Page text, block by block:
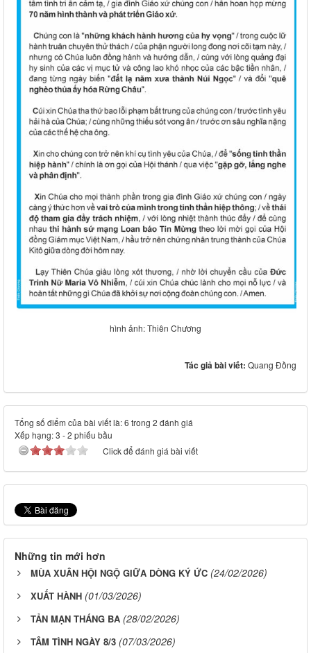
hình ảnh: Thiên Chương
Tác giả bài viết: Quang Đồng
Tổng số điểm của bài viết là: 6 trong 2 đánh giá
Xếp hạng:3 -2 phiếu bầu
Click để đánh giá bài viết
Những tin mới hơn
MÙA XUÂN HỘI NGỘ GIỮA DÒNG KÝ ỨC (24/02/2026)
XUẤT HÀNH (01/03/2026)
TẢN MẠN THÁNG BA (28/02/2026)
TÂM TÌNH NGÀY 8/3 (07/03/2026)